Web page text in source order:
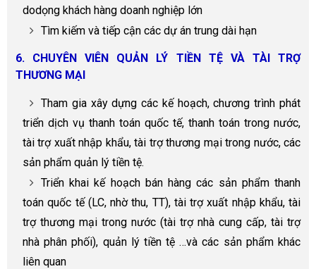
dodọng khách hàng doanh nghiệp lớn
Tìm kiếm và tiếp cận các dự án trung dài hạn
6. CHUYÊN VIÊN QUẢN LÝ TIỀN TỆ VÀ TÀI TRỢ
THƯƠNG MẠI
Tham gia xây dựng các kế hoạch, chương trình phát
triển dịch vụ thanh toán quốc tế, thanh toán trong nước,
tài trợ xuất nhập khẩu, tài trợ thương mại trong nước, các
sản phẩm quản lý tiền tệ.
Triển khai kế hoạch bán hàng các sản phẩm thanh
toán quốc tế (LC, nhờ thu, TT), tài trợ xuất nhập khẩu, tài
trợ thương mại trong nước (tài trợ nhà cung cấp, tài trợ
nhà phân phối), quản lý tiền tệ …và các sản phẩm khác
liên quan